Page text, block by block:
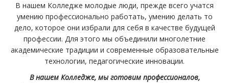
В нашем Колледже молодые люди, прежде всего учатся
умению профессионально работать, умению делать то
дело, которое они избрали для себя в качестве будущей
профессии. Для этого мы объединили многолетние
академические традиции и современные образовательные
технологии, педагогические инновации.
В нашем Колледже, мы готовим профессионалов,